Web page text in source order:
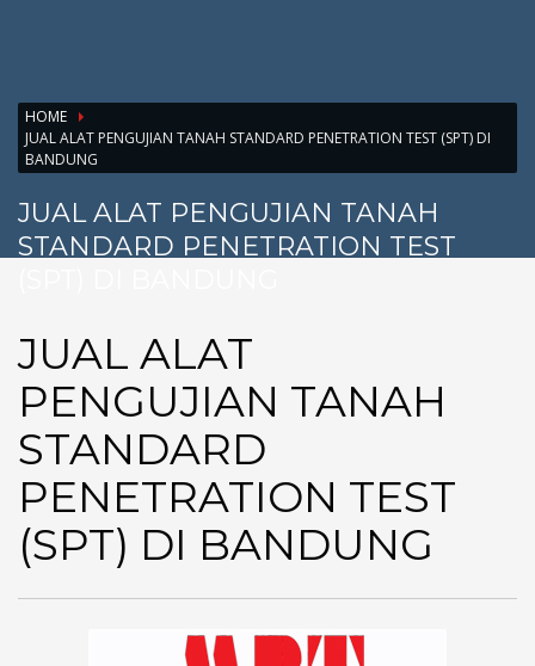
HOME
JUAL ALAT PENGUJIAN TANAH STANDARD PENETRATION TEST (SPT) DI
BANDUNG
JUAL ALAT PENGUJIAN TANAH
STANDARD PENETRATION TEST
JUAL ALAT
PENGUJIAN TANAH
STANDARD
PENETRATION TEST
(SPT) DI BANDUNG